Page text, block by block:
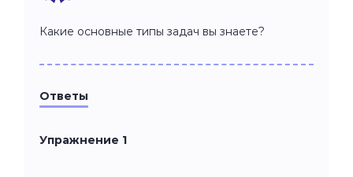
Какие основные типы задач вы знаете?
Ответы
Упражнение 1